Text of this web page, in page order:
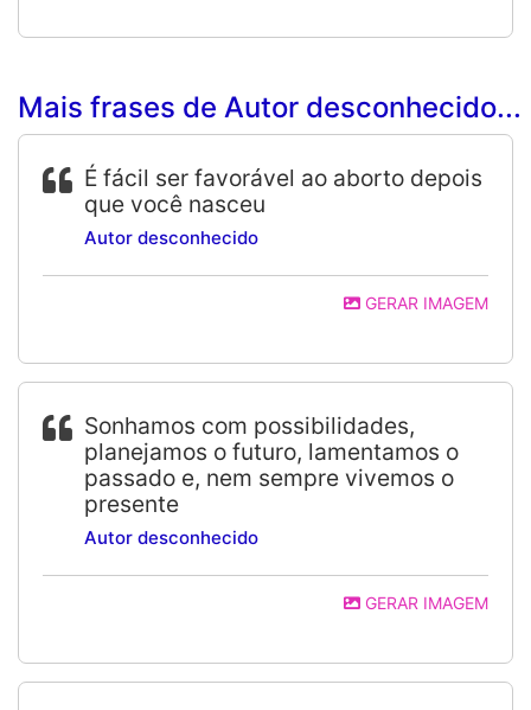
Mais frases de Autor desconhecido...
É fácil ser favorável ao aborto depois
que você nasceu
Autor desconhecido
GERAR IMAGEM
Sonhamos com possibilidades,
planejamos o futuro, lamentamos o
passado e, nem sempre vivemos o
presente
Autor desconhecido
GERAR IMAGEM